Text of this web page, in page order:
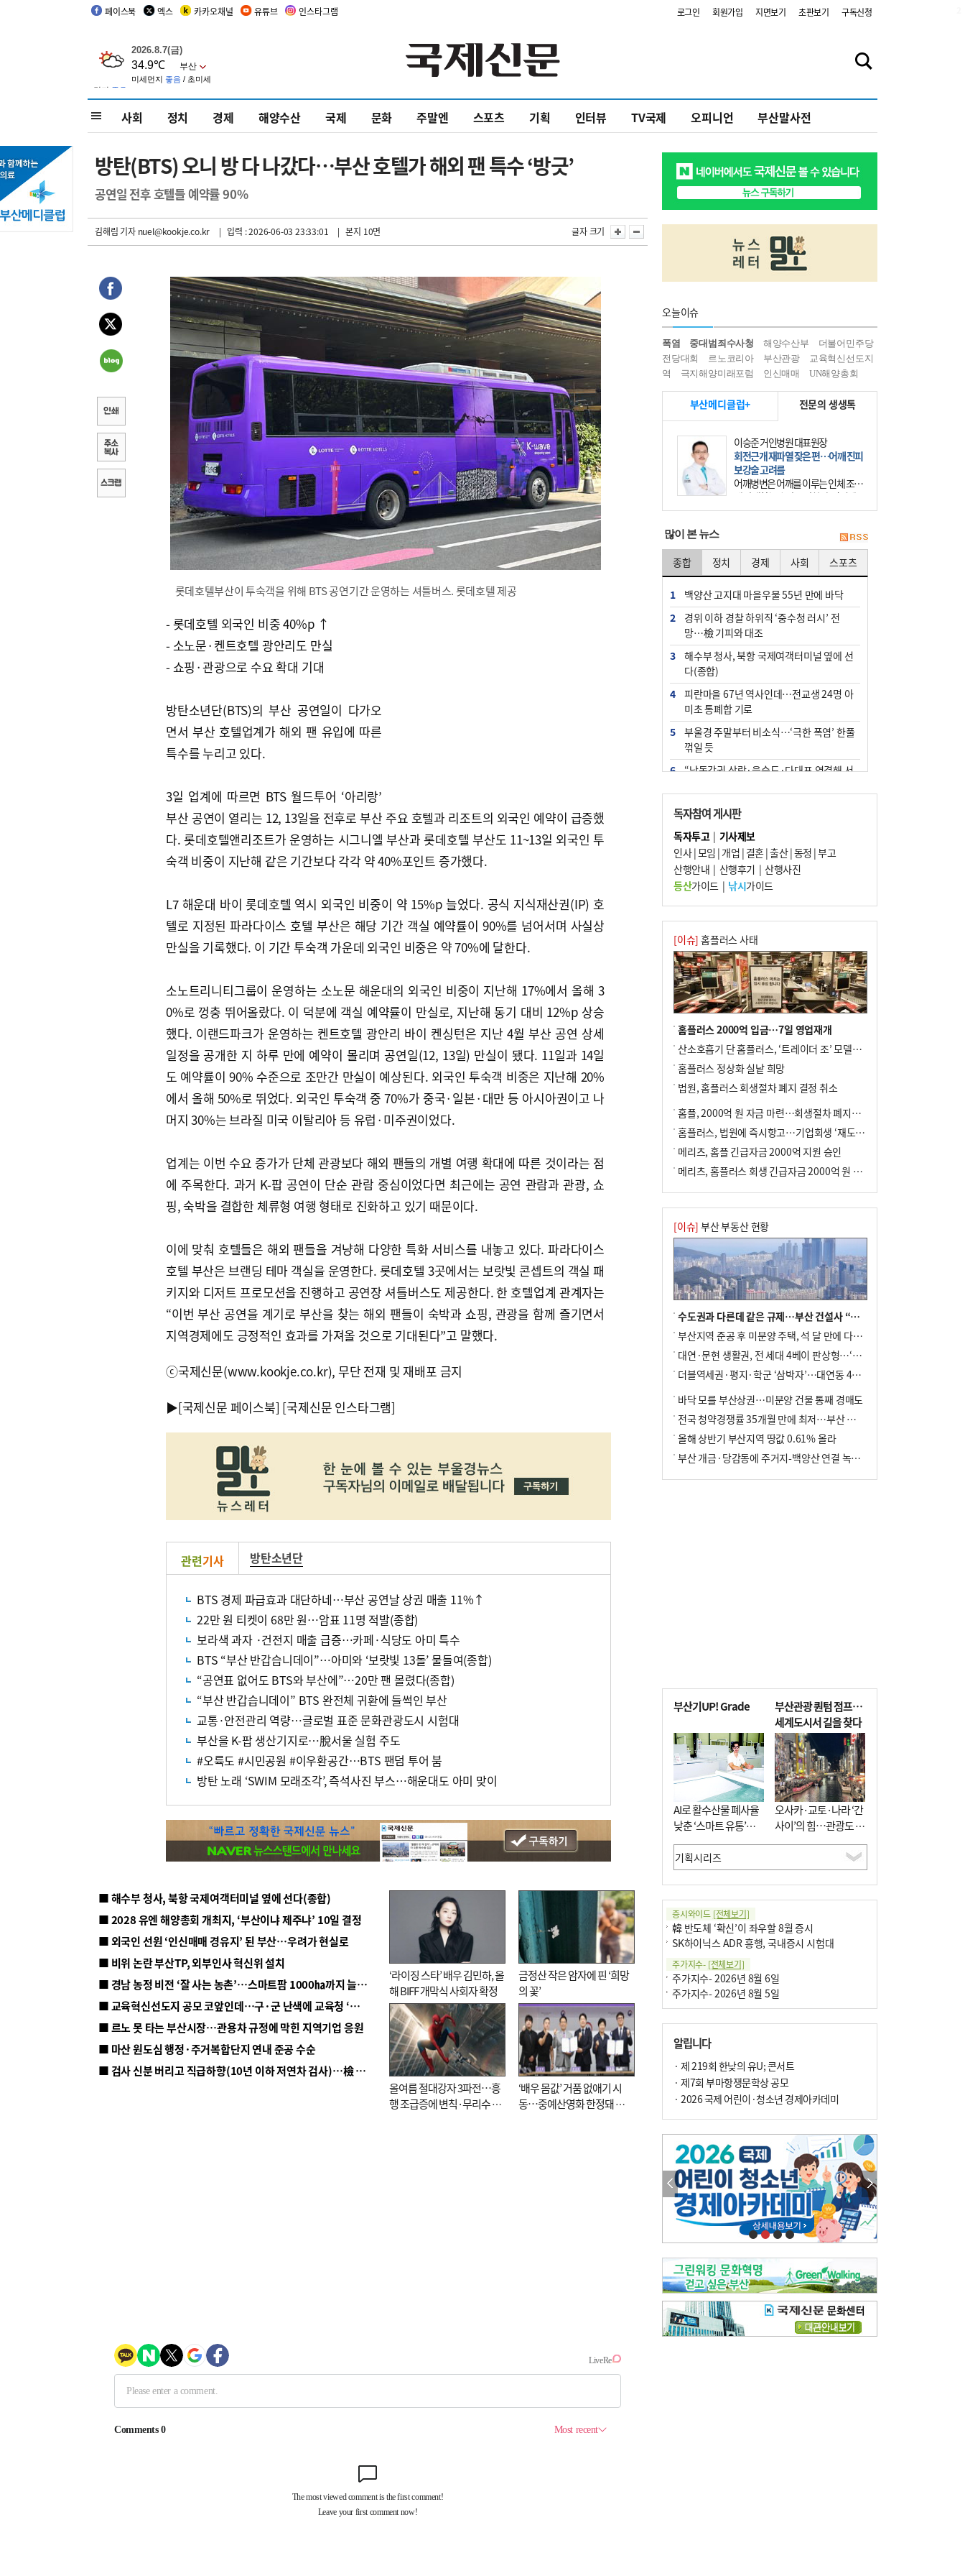
페이스북 엑스 카카오채널 유튜브 인스타그램 로그인 회원가입 지면보기 초판보기 구독신청
사회 정치 경제 해양수산 국제 문화 주말엔 스포츠 기획 인터뷰 TV국제 오피니언 부산말사전
방탄(BTS) 오니 방 다 나갔다…부산 호텔가 해외 팬 특수 ‘방긋’
공연일 전후 호텔들 예약률 90%
김해림 기자nuel@kookje.co.kr | 입력 : 2026-06-03 23:33:01 | 본지 10면 글자 크기
롯데호텔부산이 투숙객을 위해 BTS 공연기간 운영하는 셔틀버스. 롯데호텔 제공
- 롯데호텔 외국인 비중 40%p ↑
- 소노문·켄트호텔 광안리도 만실
- 쇼핑·관광으로 수요 확대 기대
방탄소년단(BTS)의 부산 공연일이 다가오
면서 부산 호텔업계가 해외 팬 유입에 따른
특수를 누리고 있다.
3일 업계에 따르면 BTS 월드투어 ‘아리랑’
부산 공연이 열리는 12, 13일을 전후로 부산 주요 호텔과 리조트의 외국인 예약이 급증했
다. 롯데호텔앤리조트가 운영하는 시그니엘 부산과 롯데호텔 부산도 11~13일 외국인 투
숙객 비중이 지난해 같은 기간보다 각각 약 40%포인트 증가했다.
L7 해운대 바이 롯데호텔 역시 외국인 비중이 약 15%p 늘었다. 공식 지식재산권(IP) 호
텔로 지정된 파라다이스 호텔 부산은 해당 기간 객실 예약률이 90%를 넘어서며 사실상
만실을 기록했다. 이 기간 투숙객 가운데 외국인 비중은 약 70%에 달한다.
소노트리니티그룹이 운영하는 소노문 해운대의 외국인 비중이 지난해 17%에서 올해 3
0%로 껑충 뛰어올랐다. 이 덕분에 객실 예약률이 만실로, 지난해 동기 대비 12%p 상승
했다. 이랜드파크가 운영하는 켄트호텔 광안리 바이 켄싱턴은 지난 4월 부산 공연 상세
일정을 공개한 지 하루 만에 예약이 몰리며 공연일(12, 13일) 만실이 됐다. 11일과 14일
도 예약률이 90% 수준으로 조만간 만실이 예상된다. 외국인 투숙객 비중은 지난해 20%
에서 올해 50%로 뛰었다. 외국인 투숙객 중 70%가 중국·일본·대만 등 아시아권이고 나
머지 30%는 브라질 미국 이탈리아 등 유럽·미주권이었다.
업계는 이번 수요 증가가 단체 관광보다 해외 팬들의 개별 여행 확대에 따른 것이라는 점
에 주목한다. 과거 K-팝 공연이 단순 관람 중심이었다면 최근에는 공연 관람과 관광, 쇼
핑, 숙박을 결합한 체류형 여행 형태로 진화하고 있기 때문이다.
이에 맞춰 호텔들은 해외 팬들을 겨냥해 다양한 특화 서비스를 내놓고 있다. 파라다이스
호텔 부산은 브랜딩 테마 객실을 운영한다. 롯데호텔 3곳에서는 보랏빛 콘셉트의 객실 패
키지와 디저트 프로모션을 진행하고 공연장 셔틀버스도 제공한다. 한 호텔업계 관계자는
“이번 부산 공연을 계기로 부산을 찾는 해외 팬들이 숙박과 쇼핑, 관광을 함께 즐기면서
지역경제에도 긍정적인 효과를 가져올 것으로 기대된다”고 말했다.
ⓒ국제신문(www.kookje.co.kr), 무단 전재 및 재배포 금지
▶[국제신문 페이스북] [국제신문 인스타그램]
관련기사 방탄소년단
BTS 경제 파급효과 대단하네…부산 공연날 상권 매출 11%↑
22만 원 티켓이 68만 원…암표 11명 적발(종합)
보라색 과자 ·건전지 매출 급증…카페·식당도 아미 특수
BTS “부산 반갑습니데이”…아미와 ‘보랏빛 13돌’ 물들여(종합)
“공연표 없어도 BTS와 부산에”…20만 팬 몰렸다(종합)
“부산 반갑습니데이” BTS 완전체 귀환에 들썩인 부산
교통·안전관리 역량…글로벌 표준 문화관광도시 시험대
부산을 K-팝 생산기지로…脫서울 실험 주도
#오륙도 #시민공원 #이우환공간…BTS 팬덤 투어 붐
방탄 노래 ‘SWIM 모래조각’, 즉석사진 부스…해운대도 아미 맞이
■ 해수부 청사, 북항 국제여객터미널 옆에 선다(종합)
■ 2028 유엔 해양총회 개최지, ‘부산이냐 제주냐’ 10일 결정
■ 외국인 선원 ‘인신매매 경유지’ 된 부산…우려가 현실로
■ 비위 논란 부산TP, 외부인사 혁신위 설치
■ 경남 농정 비전 ‘잘 사는 농촌’…스마트팜 1000㏊까지 늘린다
■ 교육혁신선도지 공모 코앞인데…구·군 난색에 교육청 ‘쩔쩔’
■ 르노 못 타는 부산시장…관용차 규정에 막힌 지역기업 응원
■ 마산 원도심 행정·주거복합단지 연내 준공 수순
■ 검사 신분 버리고 직급하향(10년 이하 저연차 검사)…檢 중수청행 기피
‘라이징 스타’ 배우 김민하, 올
해 BIFF 개막식 사회자 확정
금정산 작은 암자에 핀 ‘희망
의 꽃’
올여름 절대강자 3파전…흥
행 조급증에 변칙·무리수 마
‘배우 몸값’ 거품 없애기 시
동…중예산영화 한정돼 실
오늘이슈
폭염 중대범죄수사청 해양수산부
더불어민주당
전당대회
르노코리아 부산관광
교육혁신선도지
역
극지해양미래포럼 인신매매 UN해양총회
부산메디클럽+ 전문의 생생톡
이승준 거인병원 대표원장
회전근개 재파열 잦은 편…어깨 진피
보강술 고려를
어깨병변은 어깨를 이루는 인체 조직
에 발생하는 손상을 말한다. 여기에
는 오십견과 회전근개 증후군, 어깨
많이 본 뉴스
종합 정치 경제 사회 스포츠
1
백양산 고지대 마을우물 55년 만에 바닥
2
경위 이하 경찰 하위직 ‘중수청 러시’ 전
망…檢 기피와 대조
3
해수부 청사, 북항 국제여객터미널 옆에 선
다(종합)
4
피란마을 67년 역사인데…전교생 24명 아
미초 통폐합 기로
5
부울경 주말부터 비소식…‘극한 폭염’ 한풀
꺾일 듯
6
“낙동강권 삼락·을숙도·다대포 연결해 서
7
오늘의 날씨- 2026년 8월 7일
8
[사설] 해수부 신청사 북항으로 확정, 해양
수도 도약의 전환점
9
외국인 선원 ‘인신매매 경유지’ 된 부산…
우려가 현실로
10 르노 못 타는 부산시장…관용차 규정에 막
힌 지역기업 응원
독자참여 게시판
독자투고| 기사제보
인사|모임 | 개업 | 결혼|출산|동정 |부고
산행안내 | 산행후기 | 산행사진
등산가이드| 낚시가이드
[이슈] 홈플러스 사태
홈플러스 2000억 입금…7일 영업재개
산소호흡기 단 홈플러스, ‘트레이더 조’ 모델로 살아날까
홈플러스 정상화 실낱 희망
법원, 홈플러스 회생절차 폐지 결정 취소
홈플, 2000억 원 자금 마련…회생절차 폐지에 즉시항고(종합)
홈플러스, 법원에 즉시항고…기업회생 ‘재도전’
메리츠, 홈플 긴급자금 2000억 지원 승인
메리츠, 홈플러스 회생 긴급자금 2000억 원 지원 승인
[이슈] 부산 부동산 현황
수도권과 다른데 같은 규제…부산 건설사 “쓰러지기 직전”
부산지역 준공 후 미분양 주택, 석 달 만에 다시 3000가구 넘어서
대연·문현 생활권, 전 세대 4베이 판상형…‘더샵 트리센트’ 내달 분양
더블역세권·평지·학군 ‘삼박자’…대연동 42층 브랜드 단지
바닥 모를 부산상권…미분양 건물 통째 경매도
전국 청약경쟁률 35개월 만에 최저…부산 미분양 ‘적체’ 심화
올해 상반기 부산지역 땅값 0.61% 올라
부산 개금·당감동에 주거지-백양산 연결 녹지 조성
부산기UP! Grade
AI로 활수산물 폐사율
낮춘 ‘스마트 유통’…
사막·산악지대 수출
도전
부산관광 퀀텀 점프…
세계도시서 길을 찾다
오사카·교토·나라 ‘간
사이’의 힘…관광도 뭉
쳐야 흥한다
증시와이드 [전체보기]
韓 반도체 ‘확신’이 좌우할 8월 증시
SK하이닉스 ADR 흥행, 국내증시 시험대
주가지수- [전체보기]
주가지수- 2026년 8월 6일
주가지수- 2026년 8월 5일
알립니다
· 제 219회 한낮의 유U; 콘서트
· 제7회 부마항쟁문학상 공모
· 2026 국제 어린이·청소년 경제아카데미